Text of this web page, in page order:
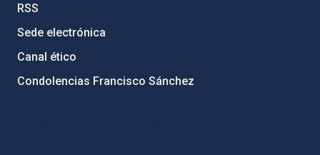
RSS
Sede electrónica
Canal ético
Condolencias Francisco Sánchez